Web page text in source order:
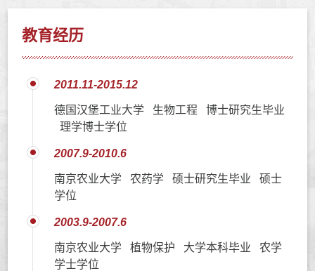
教育经历
2011.11-2015.12
德国汉堡工业大学 生物工程 博士研究生毕业
理学博士学位
2007.9-2010.6
南京农业大学 农药学 硕士研究生毕业 硕士
学位
2003.9-2007.6
南京农业大学 植物保护 大学本科毕业 农学
学士学位